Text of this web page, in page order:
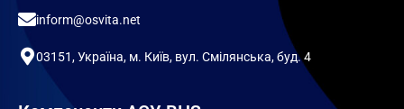
inform@osvita.net
03151, Україна, м. Київ, вул. Смілянська, буд. 4